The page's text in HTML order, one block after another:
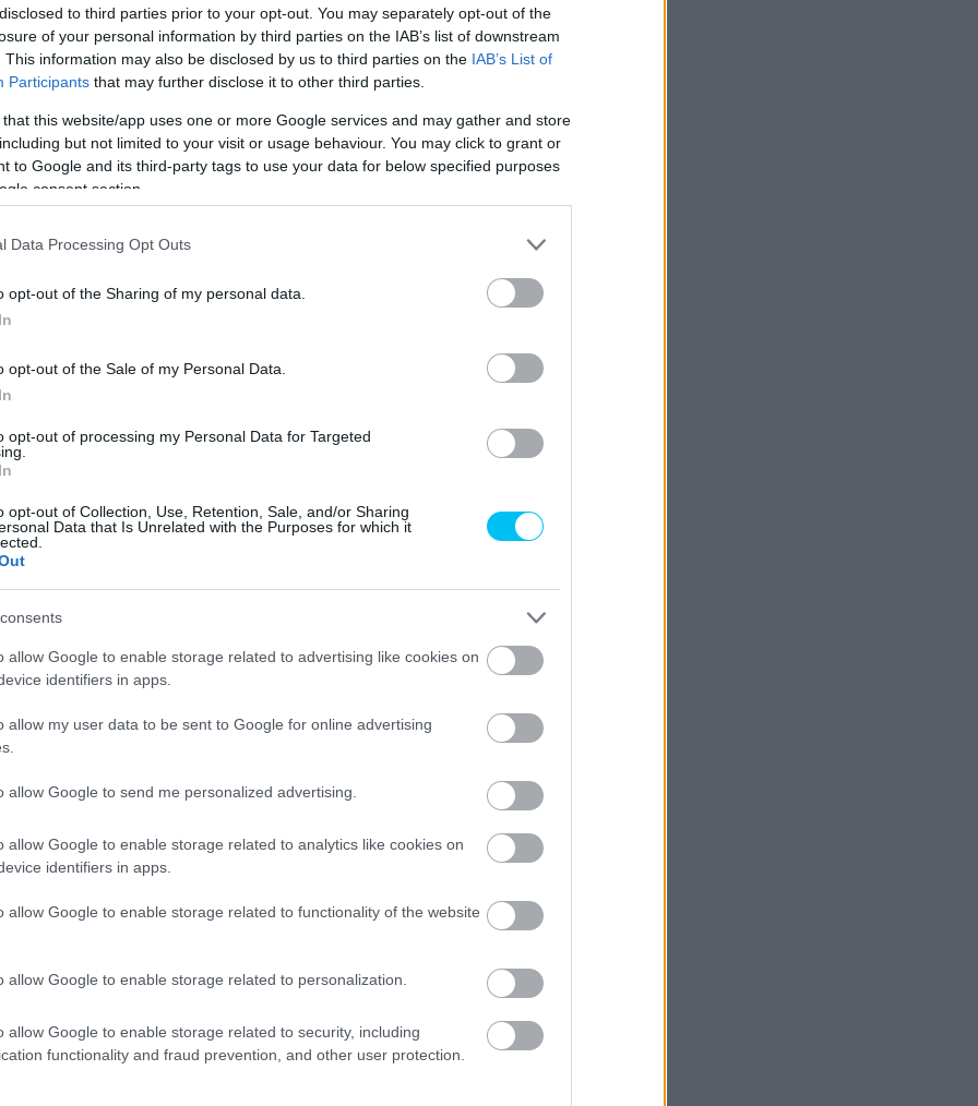
to third parties prior to your opt-out. You may separately opt-out of the
of your personal information by third parties on the IAB’s list of downstream
This information may also be disclosed by us to third parties on the IAB’s List of
Participants that may further disclose it to other third parties.
that this website/app uses one or more Google services and may gather and store
but not limited to your visit or usage behaviour. You may click to grant or
to Google and its third-party tags to use your data for below specified purposes
consent section.
Data Processing Opt Outs
opt-out of the Sharing of my personal data.
opt-out of the Sale of my Personal Data.
opt-out of processing my Personal Data for Targeted
opt-out of Collection, Use, Retention, Sale, and/or Sharing
Data that Is Unrelated with the Purposes for which it
allow Google to enable storage related to advertising like cookies on
identifiers in apps.
allow my user data to be sent to Google for online advertising
allow Google to send me personalized advertising.
allow Google to enable storage related to analytics like cookies on
identifiers in apps.
allow Google to enable storage related to functionality of the website
allow Google to enable storage related to personalization.
allow Google to enable storage related to security, including
functionality and fraud prevention, and other user protection.
megjelenő animációs filmben. A MotoGP
világbajnokságot, amivel elérte élete eddigi
címe több szempontból is sokat jelentett
óta ő lett az első olasz bajnok, és 15 év után
jelentősen megnőtt Olaszországban, és
a rajongótábora bővül, hanem egyre több felkérés
egy animációs film, amelyben az egyik karakternek
forgalmazott ’Elemi’ című kalandfilmről van szó,
nevű karakternek kölcsönzi a hangját. A valósággal
egy felhő, Bagnaiát pedig a Nuvola Rossa, azaz